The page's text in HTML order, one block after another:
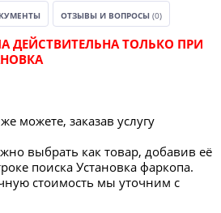
ОТЗЫВЫ И ВОПРОСЫ (0)
ДЕЙСТВИТЕЛЬНА ТОЛЬКО ПРИ
можете, заказав услугу
выбрать как товар, добавив её
поиска Установка фаркопа.
стоимость мы уточним с